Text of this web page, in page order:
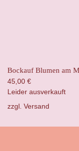
Bockauf Blumen am
45,00 €
Leider ausverkauft
zzgl. Versand